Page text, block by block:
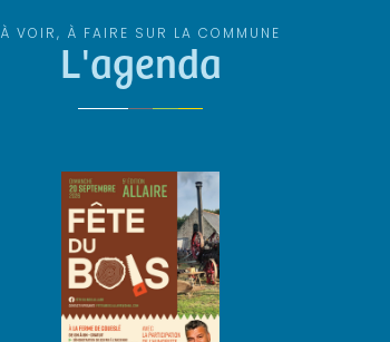
À VOIR, À FAIRE SUR LA COMMUNE
L'agenda